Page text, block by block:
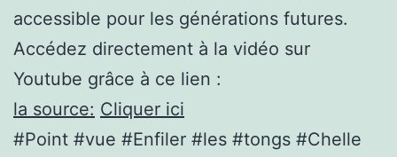
accessible pour les générations futures.
Accédez directement à la vidéo sur
Youtube grâce à ce lien :
la source: Cliquer ici
#Point #vue #Enfiler #les #tongs #Chelle